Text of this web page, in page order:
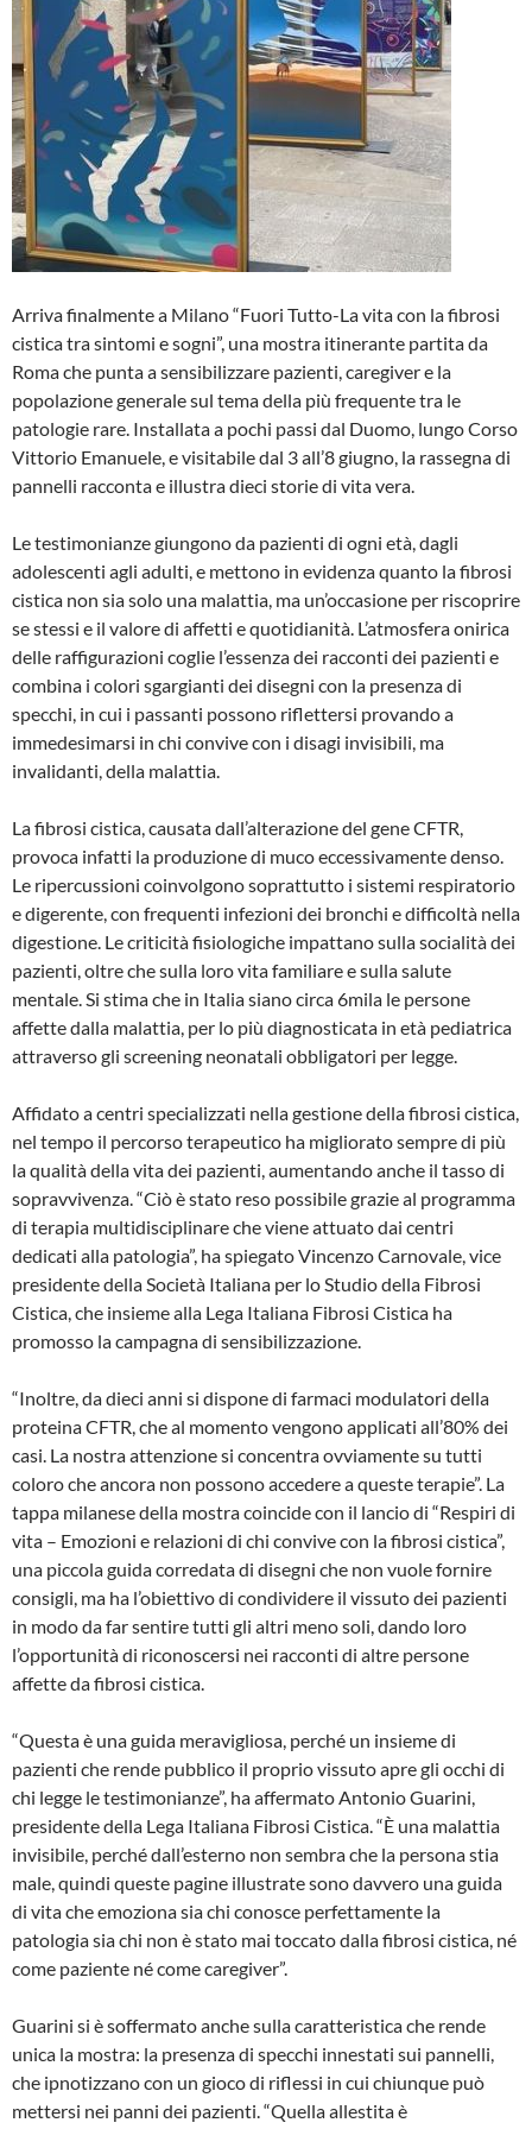
Arriva finalmente a Milano “Fuori Tutto-La vita con la fibrosi
cistica tra sintomi e sogni”, una mostra itinerante partita da
Roma che punta a sensibilizzare pazienti, caregiver e la
popolazione generale sul tema della più frequente tra le
patologie rare. Installata a pochi passi dal Duomo, lungo Corso
Vittorio Emanuele, e visitabile dal 3 all’8 giugno, la rassegna di
pannelli racconta e illustra dieci storie di vita vera.
Le testimonianze giungono da pazienti di ogni età, dagli
adolescenti agli adulti, e mettono in evidenza quanto la fibrosi
cistica non sia solo una malattia, ma un’occasione per riscoprire
se stessi e il valore di affetti e quotidianità. L’atmosfera onirica
delle raffigurazioni coglie l’essenza dei racconti dei pazienti e
combina i colori sgargianti dei disegni con la presenza di
specchi, in cui i passanti possono riflettersi provando a
immedesimarsi in chi convive con i disagi invisibili, ma
invalidanti, della malattia.
La fibrosi cistica, causata dall’alterazione del gene CFTR,
provoca infatti la produzione di muco eccessivamente denso.
Le ripercussioni coinvolgono soprattutto i sistemi respiratorio
e digerente, con frequenti infezioni dei bronchi e difficoltà nella
digestione. Le criticità fisiologiche impattano sulla socialità dei
pazienti, oltre che sulla loro vita familiare e sulla salute
mentale. Si stima che in Italia siano circa 6mila le persone
affette dalla malattia, per lo più diagnosticata in età pediatrica
attraverso gli screening neonatali obbligatori per legge.
Affidato a centri specializzati nella gestione della fibrosi cistica,
nel tempo il percorso terapeutico ha migliorato sempre di più
la qualità della vita dei pazienti, aumentando anche il tasso di
sopravvivenza. “Ciò è stato reso possibile grazie al programma
di terapia multidisciplinare che viene attuato dai centri
dedicati alla patologia”, ha spiegato Vincenzo Carnovale, vice
presidente della Società Italiana per lo Studio della Fibrosi
Cistica, che insieme alla Lega Italiana Fibrosi Cistica ha
promosso la campagna di sensibilizzazione.
“Inoltre, da dieci anni si dispone di farmaci modulatori della
proteina CFTR, che al momento vengono applicati all’80% dei
casi. La nostra attenzione si concentra ovviamente su tutti
coloro che ancora non possono accedere a queste terapie”. La
tappa milanese della mostra coincide con il lancio di “Respiri di
vita – Emozioni e relazioni di chi convive con la fibrosi cistica”,
una piccola guida corredata di disegni che non vuole fornire
consigli, ma ha l’obiettivo di condividere il vissuto dei pazienti
in modo da far sentire tutti gli altri meno soli, dando loro
l’opportunità di riconoscersi nei racconti di altre persone
affette da fibrosi cistica.
“Questa è una guida meravigliosa, perché un insieme di
pazienti che rende pubblico il proprio vissuto apre gli occhi di
chi legge le testimonianze”, ha affermato Antonio Guarini,
presidente della Lega Italiana Fibrosi Cistica. “È una malattia
invisibile, perché dall’esterno non sembra che la persona stia
male, quindi queste pagine illustrate sono davvero una guida
di vita che emoziona sia chi conosce perfettamente la
patologia sia chi non è stato mai toccato dalla fibrosi cistica, né
come paziente né come caregiver”.
Guarini si è soffermato anche sulla caratteristica che rende
unica la mostra: la presenza di specchi innestati sui pannelli,
che ipnotizzano con un gioco di riflessi in cui chiunque può
mettersi nei panni dei pazienti. “Quella allestita è